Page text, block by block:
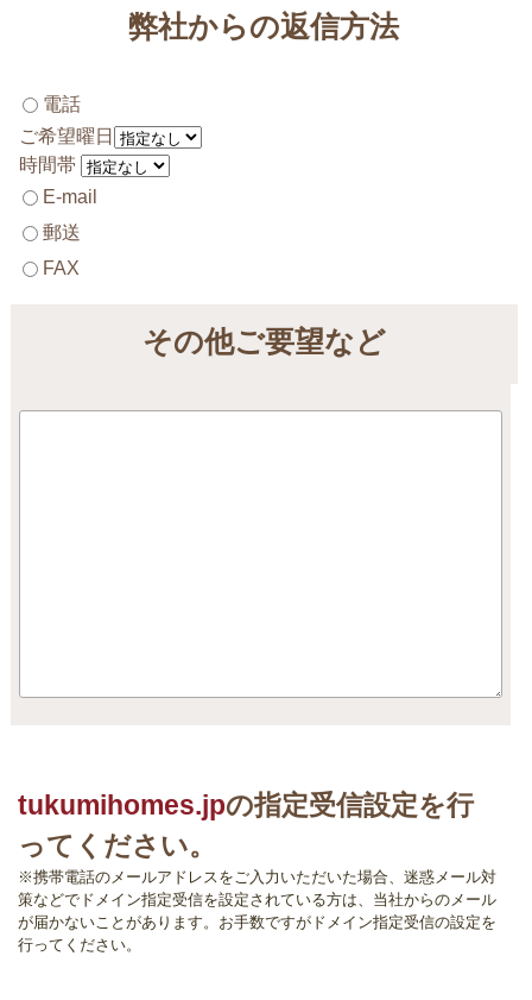
弊社からの返信方法
電話
ご希望曜日
時間帯
E-mail
郵送
FAX
その他ご要望など
tukumihomes.jpの指定受信設定を行
ってください。
※携帯電話のメールアドレスをご入力いただいた場合、迷惑メール対
策などでドメイン指定受信を設定されている方は、当社からのメール
が届かないことがあります。お手数ですがドメイン指定受信の設定を
行ってください。